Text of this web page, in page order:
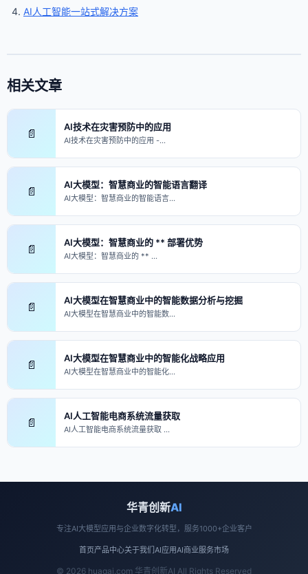
AI人工智能一站式解决方案
相关文章
📄 AI技术在灾害预防中的应用
AI技术在灾害预防中的应用 -…
📄 AI大模型：智慧商业的智能语言翻译
AI大模型：智慧商业的智能语言…
📄 AI大模型：智慧商业的 ** 部署优势
AI大模型：智慧商业的 ** …
📄 AI大模型在智慧商业中的智能数据分析与挖掘
AI大模型在智慧商业中的智能数…
📄 AI大模型在智慧商业中的智能化战略应用
AI大模型在智慧商业中的智能化…
📄 AI人工智能电商系统流量获取
AI人工智能电商系统流量获取 …
华青创新AI
专注AI大模型应用与企业数字化转型，服务1000+企业客户
首页产品中心关于我们 AI应用AI商业服务市场
© 2026 huaqai.com 华青创新AI All Rights Reserved